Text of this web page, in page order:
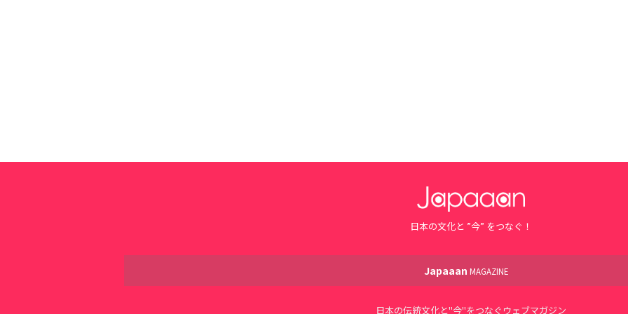
日本の文化と ”今” をつなぐ！
Japaaan MAGAZINE
日本の伝統文化と"今"をつなぐウェブマガジン